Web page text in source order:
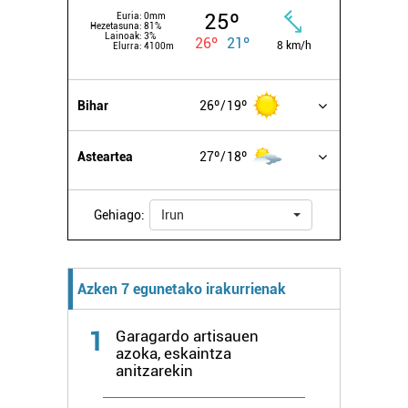
Euria: 0mm
Hezetasuna: 81%
Lainoak: 3%
Elurra: 4100m
25º
26º 21º 8 km/h
Bihar 26º 19º
Asteartea 27º 18º
Gehiago: Irun
Azken 7 egunetako irakurrienak
1
Garagardo artisauen
azoka, eskaintza
anitzarekin